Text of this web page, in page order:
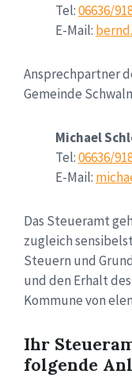
Tel:06636/
E-Mail:
Ansprechpartner
Gemeinde
Michael
Tel:06636/
E-Mail:
Das Steueramt
zugleich
Steuern und
und den Erhalt
Kommune von
Ihr
folgende